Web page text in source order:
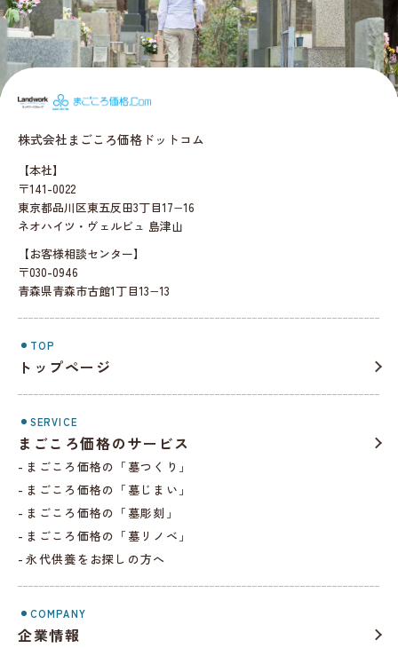
まごころ価格
株式会社まごころ価格ドットコム
【本社】
〒141-0022
東京都品川区東五反田3丁目17−16
ネオハイツ・ヴェルビュ 島津山
【お客様相談センター】
〒030-0946
青森県青森市古館1丁目13−13
TOP
トップページ
SERVICE
まごころ価格のサービス
まごころ価格の「墓つくり」
まごころ価格の「墓じまい」
まごころ価格の「墓彫刻」
まごころ価格の「墓リノベ」
永代供養をお探しの方へ
COMPANY
企業情報